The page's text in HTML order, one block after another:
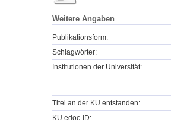
Weitere Angaben
Publikationsform:
Schlagwörter:
Institutionen der Universität:
Titel an der KU entstanden:
KU.edoc-ID: